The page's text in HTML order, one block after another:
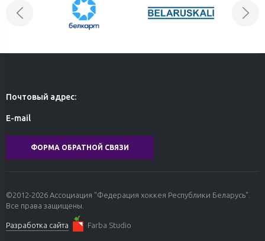
львов»
Почтовый адрес:
E-mail
ФОРМА ОБРАТНОЙ СВЯЗИ
©2012-2026 Ассоциация "Федерация хоккея Республики Беларусь".
Все права защищены.
Разработка сайта Farba Studio